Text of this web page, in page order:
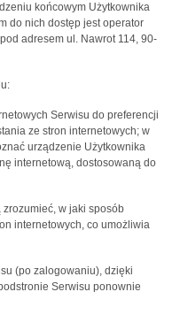
końcowym Użytkownika
do nich dostęp jest operator
adresem ul. Nawrot 114, 90-
Serwisu do preferencji
ze stron internetowych; w
urządzenie Użytkownika
internetową, dostosowaną do
zrozumieć, w jaki sposób
internetowych, co umożliwia
(po zalogowaniu), dzięki
Serwisu ponownie